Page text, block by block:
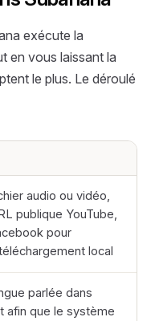
exécute la
en vous laissant la
le plus. Le déroulé
audio ou vidéo,
publique YouTube,
pour
local
parlée dans
afin que le système